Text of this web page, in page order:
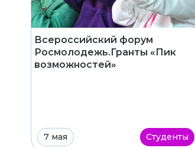
Всероссийский форум
Росмолодежь.Гранты «Пик
возможностей»
7 мая Студенты